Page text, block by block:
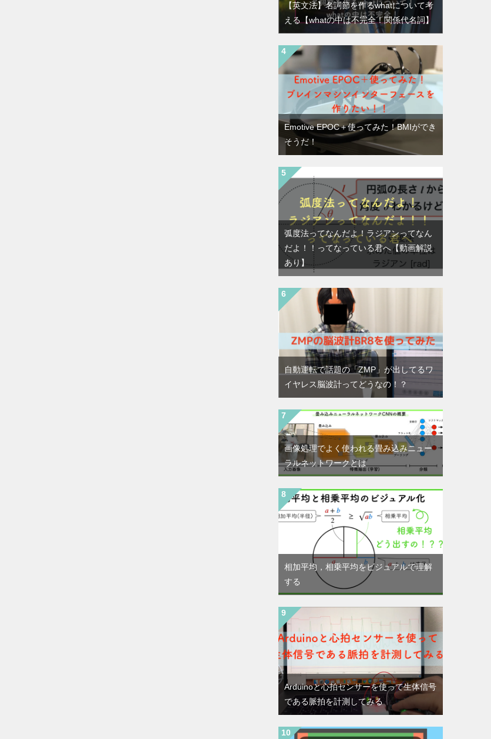
【英文法】名詞節を作るwhatについて考
える【whatの中は不完全！関係代名詞】
Emotive EPOC＋使ってみた！BMIができ
そうだ！
弧度法ってなんだよ！ラジアンってなん
だよ！！ってなっている君へ【動画解説
あり】
自動運転で話題の「ZMP」が出してるワ
イヤレス脳波計ってどうなの！？
画像処理でよく使われる畳み込みニュー
ラルネットワークとは
相加平均，相乗平均をビジュアルで理解
する
Arduinoと心拍センサーを使って生体信号
である脈拍を計測してみる